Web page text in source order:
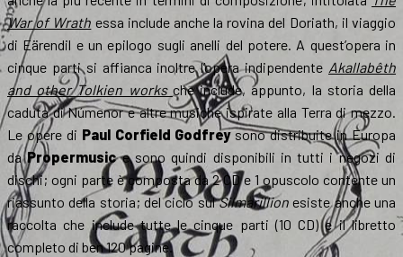
War of Wrath essa include anche la rovina del Doriath, il viaggio
di Eärendil e un epilogo sugli anelli del potere. A quest’opera in
cinque parti si affianca inoltre l’opera indipendente Akallabêth
and other Tolkien works che include, appunto, la storia della
caduta di Númenor e altre musiche ispirate alla Terra di mezzo.
Le opere di Paul Corfield Godfreysono distribuite in Europa
daPropermusice sono quindi disponibili in tutti i negozi di
dischi; ogni parte è composta da 2 CD e 1 opuscolo contente un
riassunto della storia; del ciclo sulSilmarillionesiste anche una
raccolta che include tutte le cinque parti (10 CD) e il libretto
completo di ben 120 pagine.